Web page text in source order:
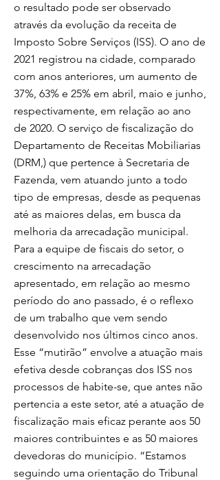
o resultado pode ser observado
através da evolução da receita de
Imposto Sobre Serviços (ISS). O ano de
2021 registrou na cidade, comparado
com anos anteriores, um aumento de
37%, 63% e 25% em abril, maio e junho,
respectivamente, em relação ao ano
de 2020. O serviço de fiscalização do
Departamento de Receitas Mobiliarias
(DRM,) que pertence à Secretaria de
Fazenda, vem atuando junto a todo
tipo de empresas, desde as pequenas
até as maiores delas, em busca da
melhoria da arrecadação municipal.
Para a equipe de fiscais do setor, o
crescimento na arrecadação
apresentado, em relação ao mesmo
período do ano passado, é o reflexo
de um trabalho que vem sendo
desenvolvido nos últimos cinco anos.
Esse “mutirão” envolve a atuação mais
efetiva desde cobranças dos ISS nos
processos de habite-se, que antes não
pertencia a este setor, até a atuação de
fiscalização mais eficaz perante aos 50
maiores contribuintes e as 50 maiores
devedoras do município. “Estamos
seguindo uma orientação do Tribunal